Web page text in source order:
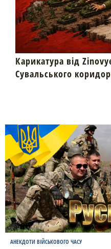
Карикатура від
Сувальського
АНЕКДОТИ ВІЙСЬКОВОГО ЧАСУ